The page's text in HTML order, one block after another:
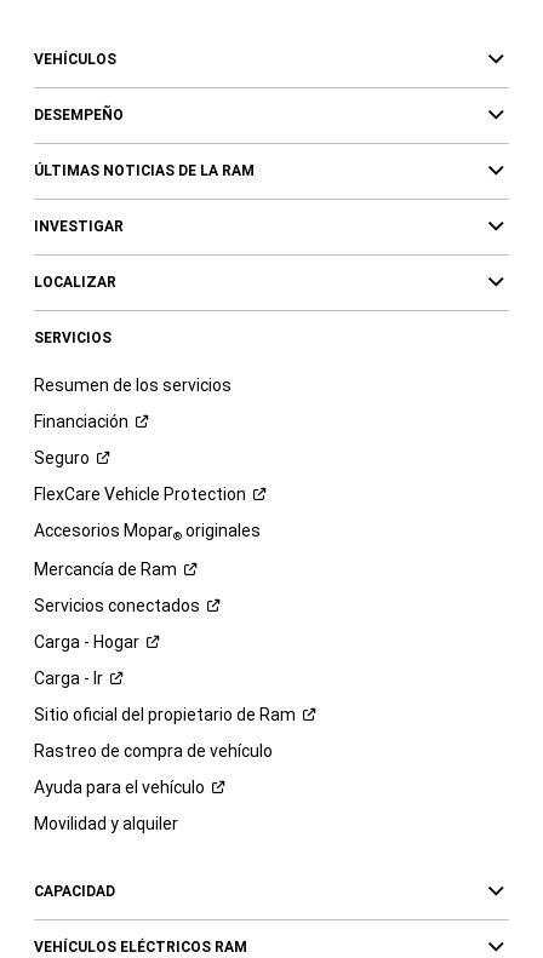
VEHÍCULOS
DESEMPEÑO
ÚLTIMAS NOTICIAS DE LA RAM
INVESTIGAR
LOCALIZAR
SERVICIOS
Resumen de los servicios
Financiación
Seguro
FlexCare Vehicle Protection
Accesorios Mopar®originales
Mercancía de Ram
Servicios conectados
Carga - Hogar
Carga - Ir
Sitio oficial del propietario de Ram
Rastreo de compra de vehículo
Ayuda para el vehículo
Movilidad y alquiler
CAPACIDAD
VEHÍCULOS ELÉCTRICOS RAM